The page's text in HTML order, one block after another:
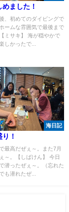
ました！
、初めてのダイビングで
ームな雰囲気で最後まで
ミサキ】 海が穏やかで
しかったで...
海日記
！
最高だぜぇ～。また7月
～。【しばけん】 今日
潜ったぜぇ～。（忘れた
も潜れたぜ...